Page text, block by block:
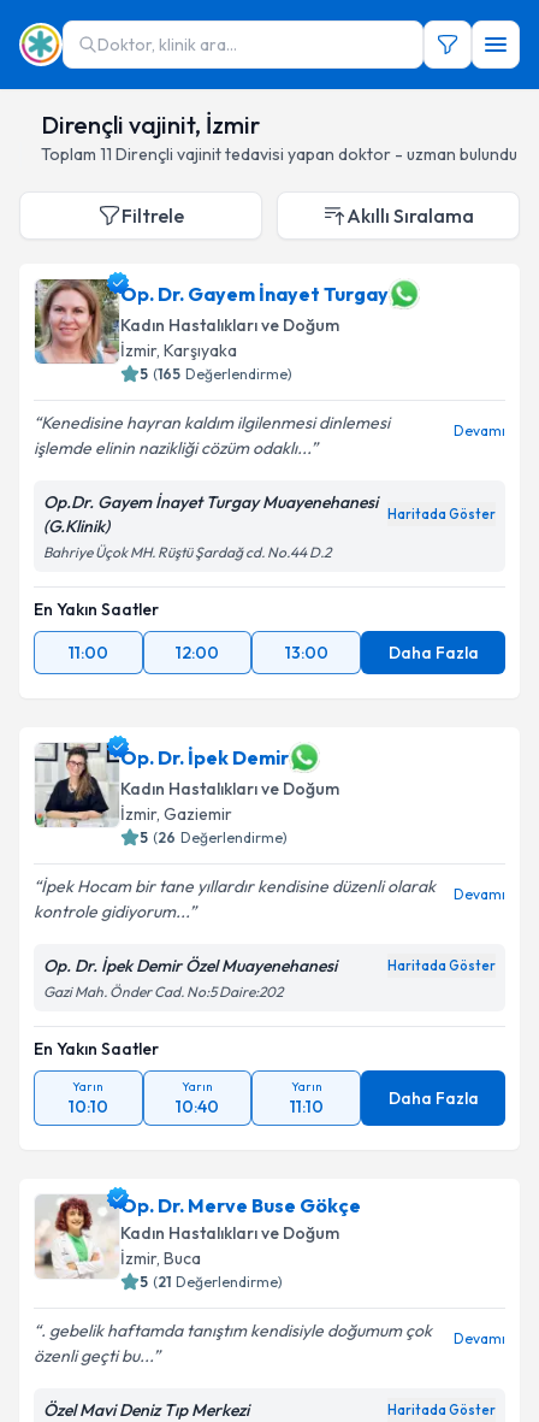
Doktor, klinik ara...
Dirençli vajinit, İzmir
Toplam 11 Dirençli vajinittedavisi yapan doktor - uzman bulundu
Filtrele Akıllı Sıralama
Op. Dr. Gayem İnayet Turgay
Kadın Hastalıkları ve Doğum
İzmir, Karşıyaka
5 (165 Değerlendirme)
Kenedisine hayran kaldım ilgilenmesi dinlemesi
işlemde elinin nazikliği cözüm odaklı...
Devamı
Op.Dr. Gayem İnayet Turgay Muayenehanesi
(G.Klinik)
Haritada Göster
Bahriye Üçok MH. Rüştü Şardağ cd. No.44 D.2
En Yakın Saatler
11:00
12:00 13:00 Daha Fazla
Op. Dr. İpek Demir
Kadın Hastalıkları ve Doğum
İzmir, Gaziemir
5 (26 Değerlendirme)
İpek Hocam bir tane yıllardır kendisine düzenli olarak
kontrole gidiyorum...
Devamı
Op. Dr. İpek Demir Özel Muayenehanesi Haritada Göster
Gazi Mah. Önder Cad. No:5 Daire:202
En Yakın Saatler
Yarın
10:10
Yarın
10:40
Yarın
11:10 Daha Fazla
Op. Dr. Merve Buse Gökçe
Kadın Hastalıkları ve Doğum
İzmir, Buca
5 (21 Değerlendirme)
. gebelik haftamda tanıştım kendisiyle doğumum çok
özenli geçti bu...
Devamı
Özel Mavi Deniz Tıp Merkezi Haritada Göster